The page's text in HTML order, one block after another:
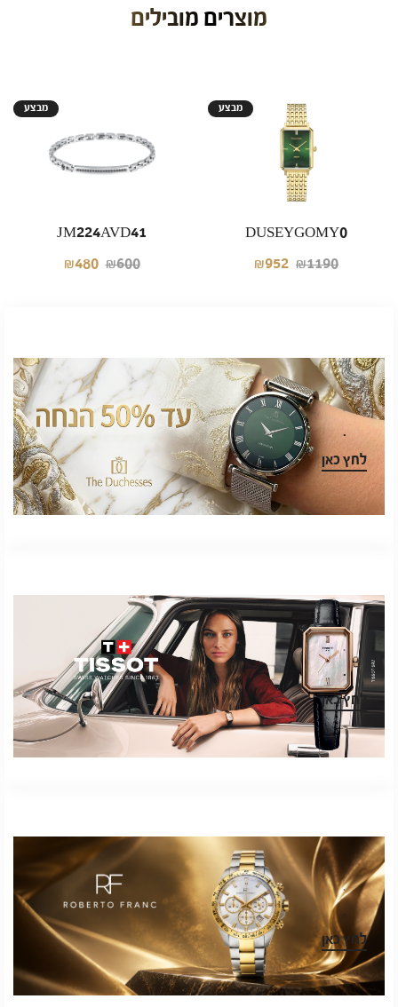
מוצרים מובילים
מבצע
JM224AVD41
₪480 ₪600
מבצע
DUSEYGOMY0
₪952 ₪1190
.
.
לחץ כאן
.
.
לחץ כאן
.
.
לחץ כאן